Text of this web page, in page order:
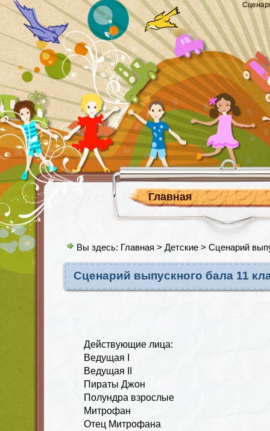
Главная
Вы здесь: Главная > Детские > Сценарий
Сценарий выпускного бала 11
Действующие лица:
Ведущая I
Ведущая II
Пираты Джон
Полундра взрослые
Митрофан
Отец Митрофана